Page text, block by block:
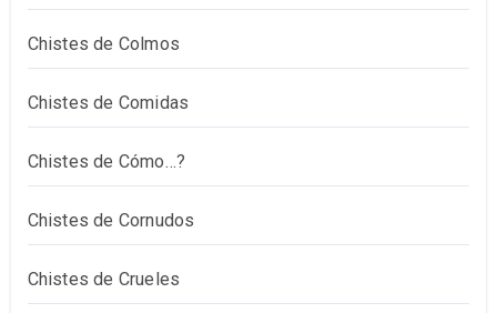
Chistes de Colmos
Chistes de Comidas
Chistes de Cómo…?
Chistes de Cornudos
Chistes de Crueles